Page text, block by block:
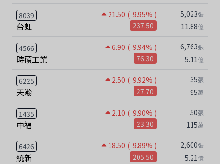
8039 21.50 ( 9.95% )
台虹 237.50
5,023張
11.88億
4566 6.90 ( 9.94% )
時碩工業 76.30
6,763張
5.11億
6225 2.50 ( 9.92% )
天瀚 27.70
35張
95萬
1435 2.10 ( 9.90% )
中福 23.30
50張
115萬
6426 18.50 ( 9.89% )
統新 205.50
2,600張
5.21億